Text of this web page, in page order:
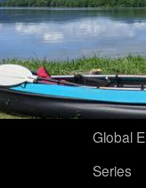
Global
Series